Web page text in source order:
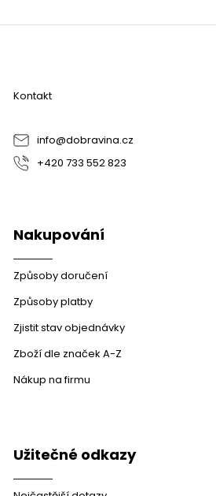
Z
Kontakt
info@dobravina.cz
+420 733 552 823
Nakupování
Způsoby doručení
Způsoby platby
Zjistit stav objednávky
Zboží dle značek A-Z
Nákup na firmu
Užitečné odkazy